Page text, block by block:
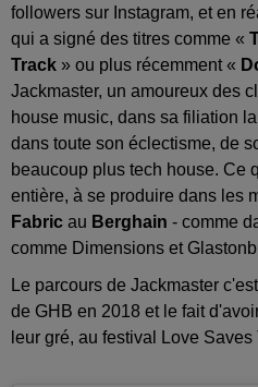
followers sur Instagram, et en
qui a signé des titres comme «
Track » ou plus récemment «
Jackmaster, un amoureux des
house music, dans sa filiation
dans toute son éclectisme, de
beaucoup plus tech house. Ce
entière, à se produire dans les
Fabric au Berghain - comme
comme Dimensions et
Le parcours de Jackmaster
de GHB en 2018 et le fait
leur gré, au festival Love Saves